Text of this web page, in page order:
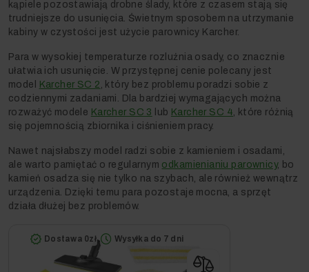
kąpiele pozostawiają drobne ślady, które z czasem stają się
trudniejsze do usunięcia. Świetnym sposobem na utrzymanie
kabiny w czystości jest użycie parownicy Karcher.
Para w wysokiej temperaturze rozluźnia osady, co znacznie
ułatwia ich usunięcie. W przystępnej cenie polecany jest
model
Karcher SC 2 , który bez problemu poradzi sobie z
codziennymi zadaniami. Dla bardziej wymagających można
rozważyć modele Karcher SC 3 lub Karcher SC 4, które różnią
się pojemnością zbiornika i ciśnieniem pracy.
Nawet najsłabszy model radzi sobie z kamieniem i osadami,
ale warto pamiętać o regularnym odkamienianiu parownicy, bo
kamień osadza się nie tylko na szybach, ale również wewnątrz
urządzenia. Dzięki temu para pozostaje mocna, a sprzęt
działa dłużej bez problemów.
Dostawa 0zł Wysyłka do 7 dni